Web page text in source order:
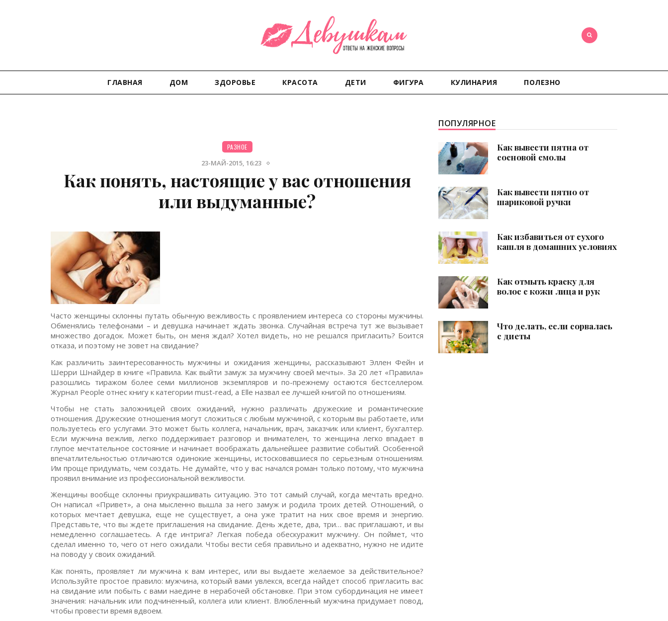
ГЛАВНАЯ ДОМ ЗДОРОВЬЕ КРАСОТА ДЕТИ ФИГУРА КУЛИНАРИЯ ПОЛЕЗНО
РАЗНОЕ
23-МАЙ-2015, 16:23
Как понять, настоящие у вас отношения
или выдуманные?
Часто женщины склонны путать обычную вежливость с проявлением интереса со стороны мужчины.
Обменялись телефонами – и девушка начинает ждать звонка. Случайная встреча тут же вызывает
множество догадок. Может быть, он меня ждал? Хотел видеть, но не решался пригласить? Боится
отказа, и поэтому не зовет на свидание?
Как различить заинтересованность мужчины и ожидания женщины, рассказывают Эллен Фейн и
Шерри Шнайдер в книге «Правила. Как выйти замуж за мужчину своей мечты». За 20 лет «Правила»
разошлись тиражом более семи миллионов экземпляров и по-прежнему остаются бестселлером.
Журнал People отнес книгу к категории must-read, а Elle назвал ее лучшей книгой по отношениям.
Чтобы не стать заложницей своих ожиданий, нужно различать дружеские и романтические
отношения. Дружеские отношения могут сложиться с любым мужчиной, с которым вы работаете, или
пользуетесь его услугами. Это может быть коллега, начальник, врач, заказчик или клиент, бухгалтер.
Если мужчина вежлив, легко поддерживает разговор и внимателен, то женщина легко впадает в
глупое мечтательное состояние и начинает воображать дальнейшее развитие событий. Особенной
впечатлительностью отличаются одинокие женщины, истосковавшиеся по серьезным отношениям.
Им проще придумать, чем создать. Не думайте, что у вас начался роман только потому, что мужчина
проявил внимание из профессиональной вежливости.
Женщины вообще склонны приукрашивать ситуацию. Это тот самый случай, когда мечтать вредно.
Он написал «Привет», а она мысленно вышла за него замуж и родила троих детей. Отношений, о
которых мечтает девушка, еще не существует, а она уже тратит на них свое время и энергию.
Представьте, что вы ждете приглашения на свидание. День ждете, два, три… вас приглашают, и вы
немедленно соглашаетесь. А где интрига? Легкая победа обескуражит мужчину. Он поймет, что
сделал именно то, чего от него ожидали. Чтобы вести себя правильно и адекватно, нужно не идите
на поводу у своих ожиданий.
Как понять, проявляет ли мужчина к вам интерес, или вы выдаете желаемое за действительное?
Используйте простое правило: мужчина, который вами увлекся, всегда найдет способ пригласить вас
на свидание или побыть с вами наедине в нерабочей обстановке. При этом субординация не имеет
значения: начальник или подчиненный, коллега или клиент. Влюбленный мужчина придумает повод,
чтобы провести время вдвоем.
ПОПУЛЯРНОЕ
Как вывести пятна от
сосновой смолы
Как вывести пятно от
шариковой ручки
Как избавиться от сухого
кашля в домашних условиях
Как отмыть краску для
волос с кожи лица и рук
Что делать, если сорвалась
с диеты